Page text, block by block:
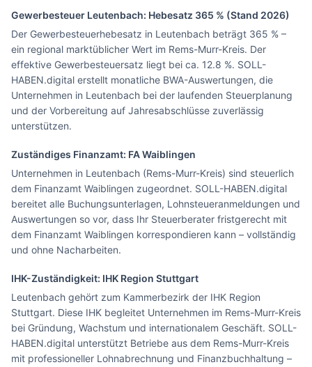
Gewerbesteuer Leutenbach: Hebesatz 365 % (Stand 2026)
Der Gewerbesteuerhebesatz in Leutenbach beträgt 365 % –
ein regional marktüblicher Wert im Rems-Murr-Kreis. Der
effektive Gewerbesteuersatz liegt bei ca. 12.8 %. SOLL-
HABEN.digital erstellt monatliche BWA-Auswertungen, die
Unternehmen in Leutenbach bei der laufenden Steuerplanung
und der Vorbereitung auf Jahresabschlüsse zuverlässig
unterstützen.
Zuständiges Finanzamt: FAWaiblingen
Unternehmen in Leutenbach (Rems-Murr-Kreis) sind steuerlich
dem Finanzamt Waiblingen zugeordnet. SOLL-HABEN.digital
bereitet alle Buchungsunterlagen, Lohnsteueranmeldungen und
Auswertungen so vor, dass Ihr Steuerberater fristgerecht mit
dem Finanzamt Waiblingen korrespondieren kann – vollständig
und ohne Nacharbeiten.
IHK-Zuständigkeit: IHK Region Stuttgart
Leutenbach gehört zum Kammerbezirk der IHK Region
Stuttgart. Diese IHK begleitet Unternehmen im Rems-Murr-Kreis
bei Gründung, Wachstum und internationalem Geschäft. SOLL-
HABEN.digital unterstützt Betriebe aus dem Rems-Murr-Kreis
mit professioneller Lohnabrechnung und Finanzbuchhaltung –